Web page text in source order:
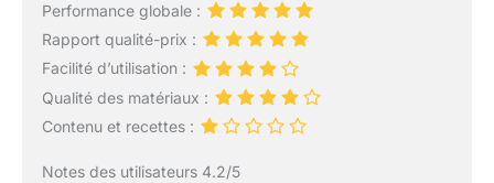
Performance globale :
Rapport qualité-prix :
Facilité d’utilisation :
Qualité des matériaux :
Contenu et recettes :
Notes des utilisateurs 4.2/5